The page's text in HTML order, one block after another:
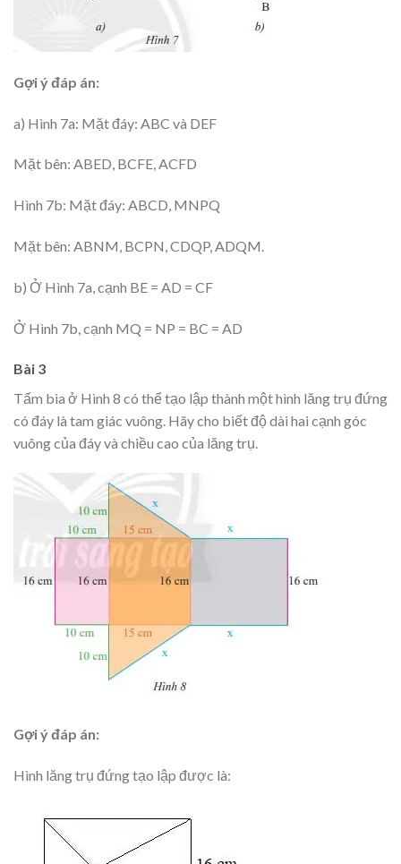
Gợi ý đáp án:
a) Hình 7a: Mặt đáy: ABC và DEF
Mặt bên: ABED, BCFE, ACFD
Hình 7b: Mặt đáy: ABCD, MNPQ
Mặt bên: ABNM, BCPN, CDQP, ADQM.
b) Ở Hình 7a, cạnh BE = AD = CF
Ở Hình 7b, cạnh MQ = NP = BC = AD
Bài 3
Tấm bìa ở Hình 8 có thể tạo lập thành một hình lăng trụ đứng
có đáy là tam giác vuông. Hãy cho biết độ dài hai cạnh góc
vuông của đáy và chiều cao của lăng trụ.
Gợi ý đáp án:
Hình lăng trụ đứng tạo lập được là: